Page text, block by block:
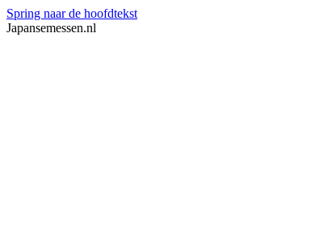
Spring naar de hoofdtekst
Japansemessen.nl